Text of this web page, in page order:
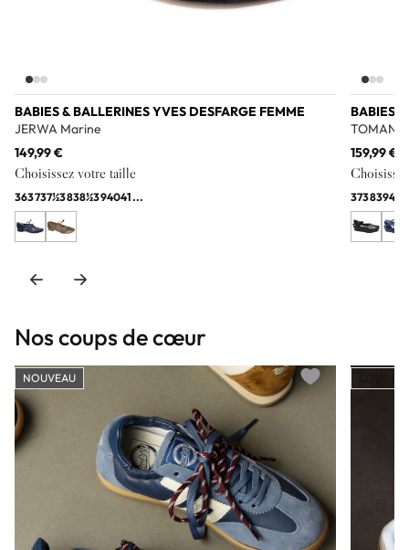
BABIES & BALLERINES YVES DESFARGE FEMME
JERWA Marine
149,99 €
Choisissez votre taille
363737½3838½394041...
BABIES
TOMAN
159,99 €
37383940
Nos coups de cœur
NOUVEAU
Add to wishlist